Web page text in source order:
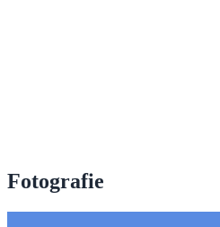
Fotografie